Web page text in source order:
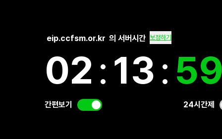
eip.ccfsm.or.kr 의 서버시간 보정하기
02 :13:
간편보기 24시간제